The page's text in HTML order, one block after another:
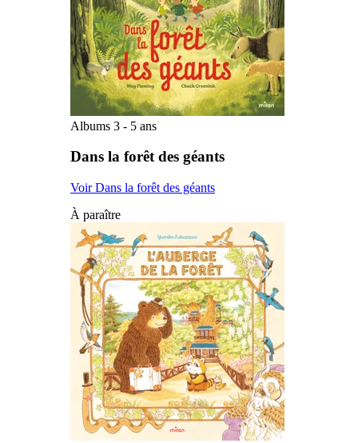
Albums 3 - 5 ans
Dans la forêt des géants
Voir Dans la forêt des géants
À paraître